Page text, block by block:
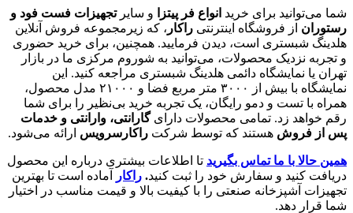
شما می‌توانید برای خرید انواع فر پیتزا و سایرتجهیزات فست فود و
رستوران از فروشگاه اینترنتی راکار ، که زیرمجموعه فروش آنلاین
هلدینگ شبستری است، دیدن فرمایید. همچنین، برای خرید حضوری
و تجربه نزدیک محصولات، می‌توانید به شوروم مرکزی ما در بازار
تهران یا نمایشگاه دائمی هلدینگ شبستری مراجعه کنید. این
نمایشگاه با بیش از ۳۰۰۰ متر مربع فضا و ۲۱۰۰۰ مدل محصول،
همراه با تست و دمو رایگان، یک تجربه خرید بی‌نظیر را برای شما
رقم خواهد زد. تمامی محصولات دارایگارانتی، وارانتی و خدمات
پس از فروش هستند که توسط شرکت راکارسرویس ارائه می‌شود.
همین حالا با ما تماس بگیرید تا اطلاعات بیشتری درباره این محصول
دریافت کنید و سفارش خود را ثبت کنید. راکار
آماده است تا بهترین
تجهیزات آشپزخانه صنعتی را با کیفیت بالا و قیمت مناسب در اختیار
شما قرار دهد.